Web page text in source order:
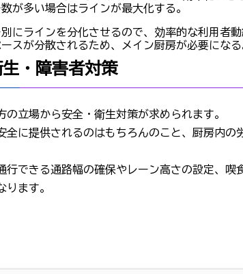
数が多い場合はラインが最大化する。
別にラインを分化させるので、効率的な利用者
ースが分散されるため、メイン厨房が必要になる
・障害者対策
立場から安全・衛生対策が求められます。
に提供されるのはもちろんのこと、厨房内
行できる通路幅の確保やレーン高さの設定、
ます。